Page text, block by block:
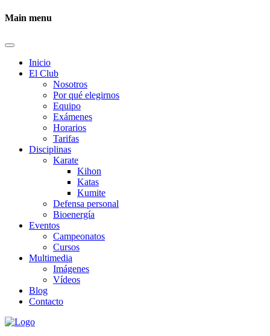
Main menu
Inicio
El Club
Nosotros
Por qué elegirnos
Equipo
Exámenes
Horarios
Tarifas
Disciplinas
Karate
Kihon
Katas
Kumite
Defensa personal
Bioenergía
Eventos
Campeonatos
Cursos
Multimedia
Imágenes
Vídeos
Blog
Contacto